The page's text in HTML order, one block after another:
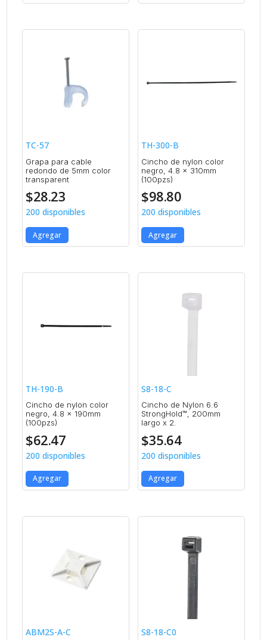
TC-57
Grapa para cable
redondo de 5mm color
transparent
$28.23
200 disponibles
Agregar
TH-300-B
Cincho de nylon color
negro, 4.8 x 310mm
(100pzs)
$98.80
200 disponibles
Agregar
TH-190-B
Cincho de nylon color
negro, 4.8 x 190mm
(100pzs)
$62.47
200 disponibles
Agregar
S8-18-C
Cincho de Nylon 6.6
StrongHold™, 200mm
largo x 2.
$35.64
200 disponibles
Agregar
ABM2S-A-C S8-18-C0